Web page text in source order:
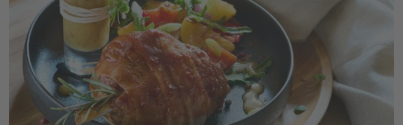
High Protein
alleHigh Protein
Veggie & Vegan
alleVeggie & Vegan